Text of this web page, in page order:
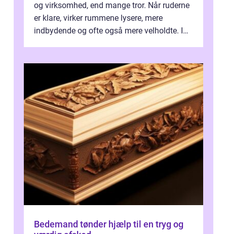
og virksomhed, end mange tror. Når ruderne
er klare, virker rummene lysere, mere
indbydende og ofte også mere velholdte. I
Bedemand tønder hjælp til en tryg og